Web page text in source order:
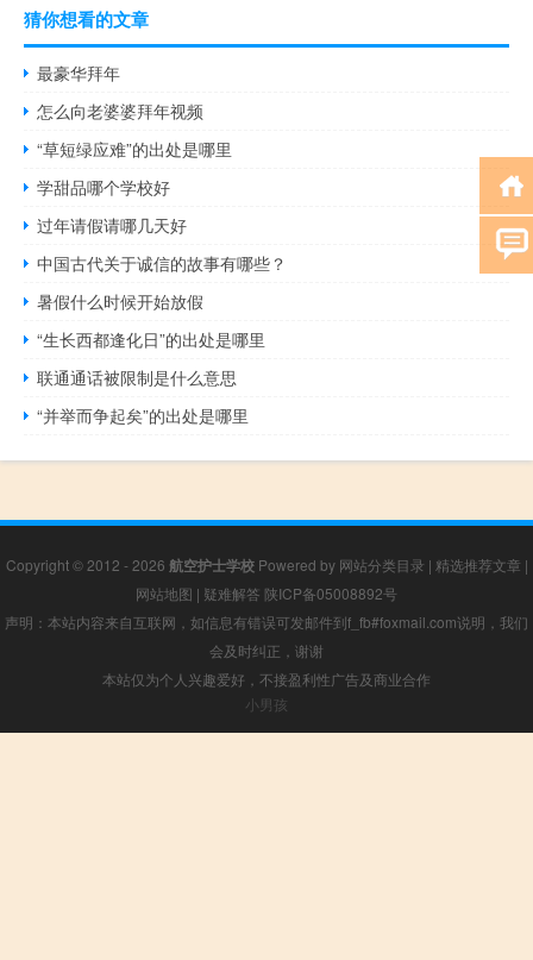
猜你想看的文章
最豪华拜年
怎么向老婆婆拜年视频
“草短绿应难”的出处是哪里
学甜品哪个学校好
过年请假请哪几天好
中国古代关于诚信的故事有哪些？
暑假什么时候开始放假
“生长西都逢化日”的出处是哪里
联通通话被限制是什么意思
“并举而争起矣”的出处是哪里
Copyright © 2012 - 2026 航空护士学校Powered by 网站分类目录 | 精选推荐文章 |
网站地图 | 疑难解答 陕ICP备05008892号
声明：本站内容来自互联网，如信息有错误可发邮件到f_fb#foxmail.com说明，我们
会及时纠正，谢谢
本站仅为个人兴趣爱好，不接盈利性广告及商业合作
小男孩